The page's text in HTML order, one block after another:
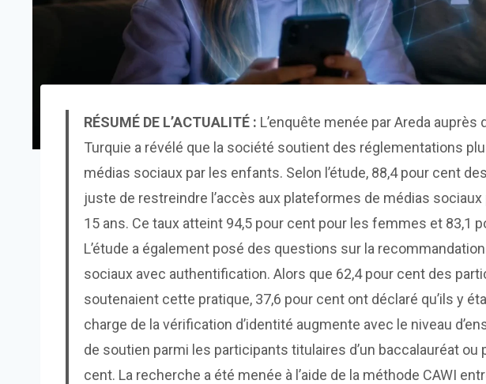
RÉSUMÉ DE L’ACTUALITÉ : L’enquête menée par Areda
Turquie a révélé que la société soutient des réglementations
médias sociaux par les enfants. Selon l’étude, 88,4 pour cent
juste de restreindre l’accès aux plateformes de médias
15 ans. Ce taux atteint 94,5 pour cent pour les femmes et 83,1
L’étude a également posé des questions sur la
sociaux avec authentification. Alors que 62,4 pour cent des
soutenaient cette pratique, 37,6 pour cent ont déclaré qu’ils y
charge de la vérification d’identité augmente avec le niveau
de soutien parmi les participants titulaires d’un baccalauréat ou
cent. La recherche a été menée à l’aide de la méthode CAWI